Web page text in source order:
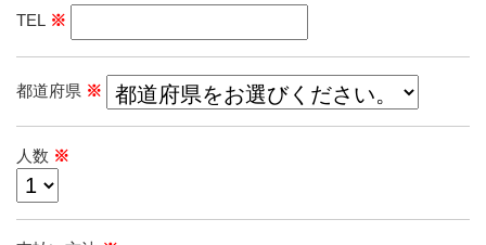
TEL ※
都道府県 ※
人数 ※